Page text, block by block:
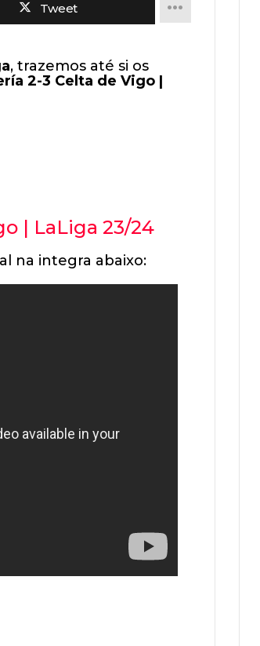
Tweet
, trazemos até si os
2-3 Celta de Vigo |
| LaLiga 23/24
na integra abaixo: